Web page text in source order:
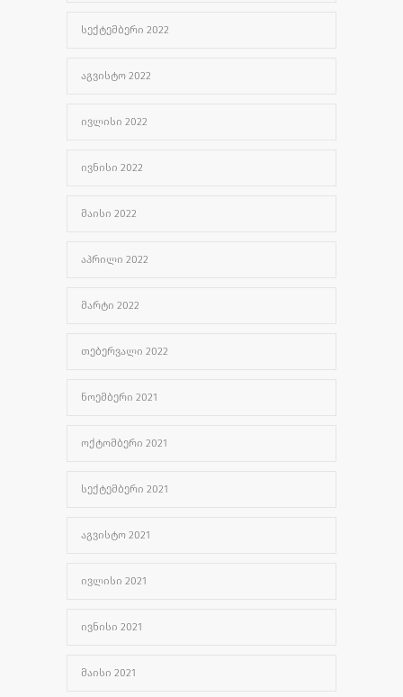
ᲡᲔᲥᲢᲔᲛᲑᲔᲠᲘ 2022
ᲐᲒᲕᲘᲡᲢᲝ 2022
ᲘᲕᲚᲘᲡᲘ 2022
ᲘᲕᲜᲘᲡᲘ 2022
ᲛᲐᲘᲡᲘ 2022
ᲐᲞᲠᲘᲚᲘ 2022
ᲛᲐᲠᲢᲘ 2022
ᲗᲔᲑᲔᲠᲕᲐᲚᲘ 2022
ᲜᲝᲔᲛᲑᲔᲠᲘ 2021
ᲝᲥᲢᲝᲛᲑᲔᲠᲘ 2021
ᲡᲔᲥᲢᲔᲛᲑᲔᲠᲘ 2021
ᲐᲒᲕᲘᲡᲢᲝ 2021
ᲘᲕᲚᲘᲡᲘ 2021
ᲘᲕᲜᲘᲡᲘ 2021
ᲛᲐᲘᲡᲘ 2021